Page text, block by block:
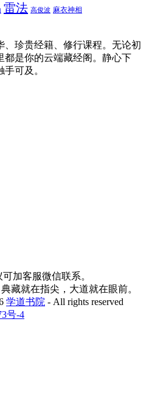
雷法 高俊波 麻衣神相
珍贵经籍、修行课程。无论初
都是你的云端藏经阁。静心下
可及。
加客服微信联系。
藏就在指尖，大道就在眼前。
学道书院 - All rights reserved
号-4